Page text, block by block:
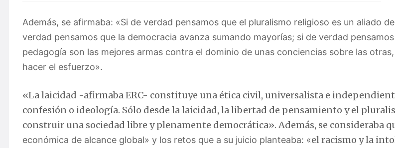
Además, se afirmaba: «Si de verdad pensamos que el pluralismo religioso es un aliado
verdad pensamos que la democracia avanza sumando mayorías; si de verdad
pedagogía son las mejores armas contra el dominio de unas conciencias sobre las
hacer el esfuerzo».
«La laicidad -afirmaba ERC- constituye una ética civil, universalista e
confesión o ideología. Sólo desde la laicidad, la libertad de pensamiento y el
construir una sociedad libre y plenamente democrática». Además, se consideraba
económica de alcance global» y los retos que a su juicio planteaba: «el racismo y la